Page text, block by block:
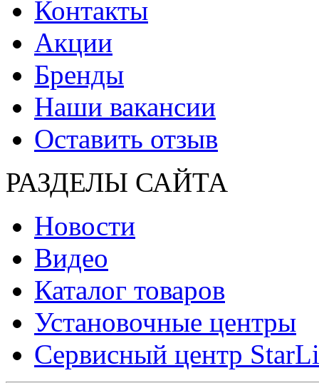
Контакты
Акции
Бренды
Наши вакансии
Оставить отзыв
РАЗДЕЛЫ САЙТА
Новости
Видео
Каталог товаров
Установочные центры
Сервисный центр